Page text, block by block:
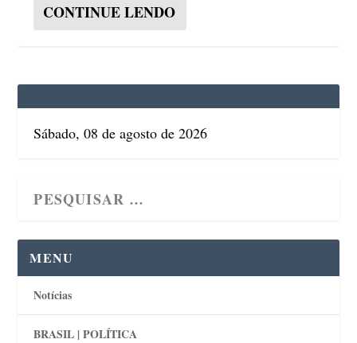
CONTINUE LENDO
Sábado, 08 de agosto de 2026
MENU
Notícias
BRASIL | POLÍTICA